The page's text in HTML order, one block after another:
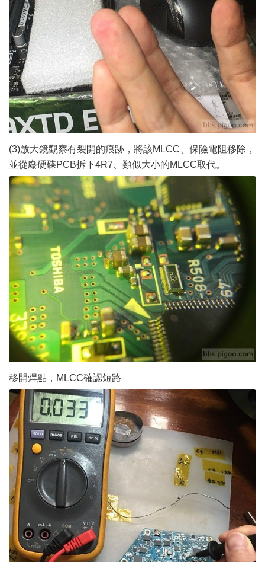
(3)放大鏡觀察有裂開的痕跡，將該MLCC、保險電阻移除，
並從廢硬碟PCB拆下4R7、類似大小的MLCC取代。
移開焊點，MLCC確認短路